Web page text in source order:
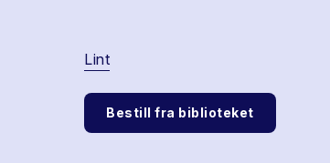
Lint
Bestill fra biblioteket